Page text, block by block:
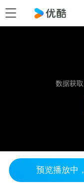
数据获
预览播放中